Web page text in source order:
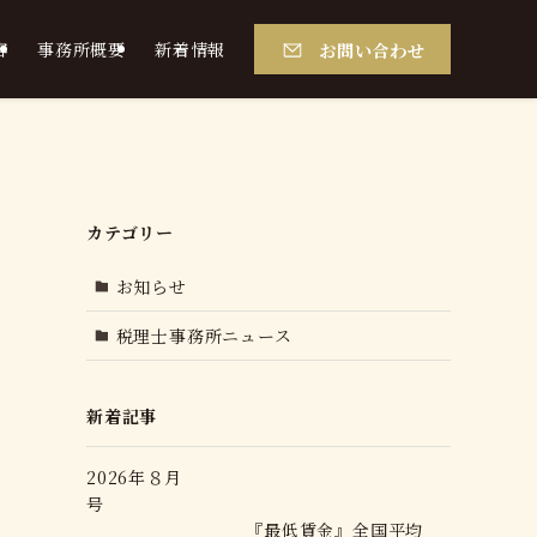
事務所概要 新着情報 お問い合わせ
カテゴリー
お知らせ
税理士事務所ニュース
新着記事
2026年８月
号
『最低賃金』全国平均